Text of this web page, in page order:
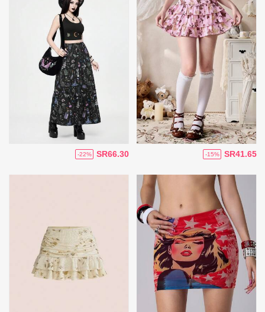
SR41.65
-15%
SR66.30
-22%